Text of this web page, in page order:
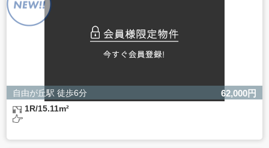
きない場合があります。
自由が丘駅 徒歩6分 62,000円
1R/15.11m²